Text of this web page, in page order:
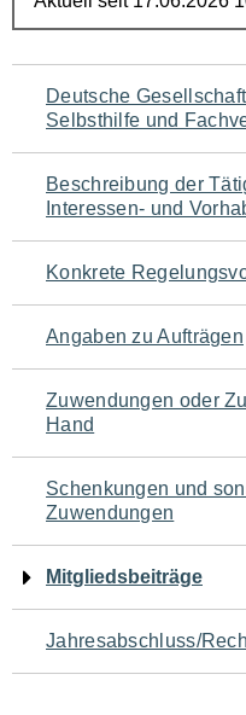
Navigation
für
den
Seiteninhalt
Deutsche
Selbsthilfe und
Beschreibung der
Interessen- und
Konkrete
Angaben zu Aufträgen
Zuwendungen oder
Hand
Schenkungen und
Zuwendungen
Mitgliedsbeiträge
Jahresabschluss/